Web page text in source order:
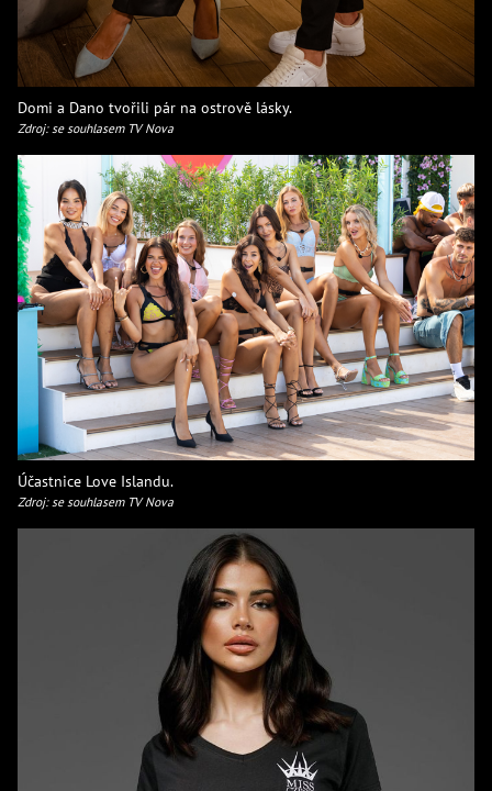
Domi a Dano tvořili pár na ostrově lásky.
Zdroj: se souhlasem TV Nova
Účastnice Love Islandu.
Zdroj: se souhlasem TV Nova